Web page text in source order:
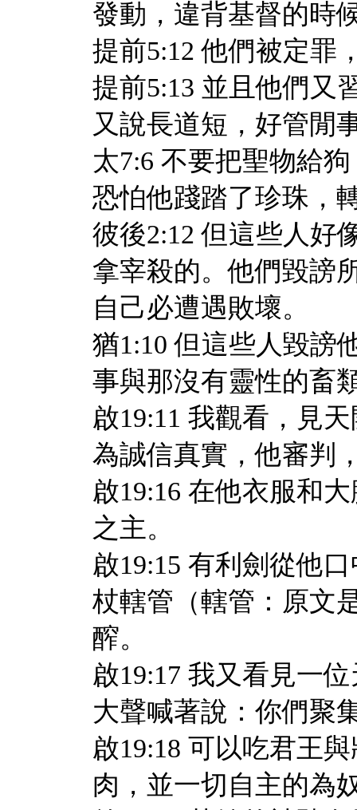
發動，違背基督的時
提前5:12 他們被定罪
提前5:13 並且他們又
又說長道短，好管閒
太7:6 不要把聖物給
恐怕他踐踏了珍珠，
彼後2:12 但這些人好
拿宰殺的。他們毀謗
自己必遭遇敗壞。
猶1:10 但這些人毀謗
事與那沒有靈性的畜
啟19:11 我觀看，見
為誠信真實，他審判
啟19:16 在他衣服和
之主。
啟19:15 有利劍從他
杖轄管（轄管：原文
醡。
啟19:17 我又看見一
大聲喊著說：你們聚
啟19:18 可以吃君王
肉，並一切自主的為